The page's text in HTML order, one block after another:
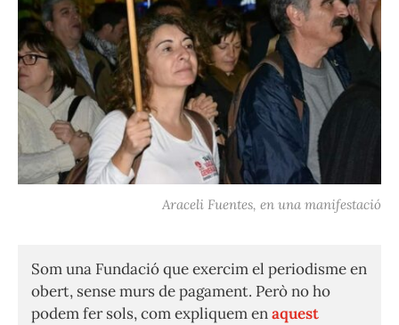
Araceli Fuentes, en una manifestació
Som una Fundació que exercim el periodisme en
obert, sense murs de pagament. Però no ho
podem fer sols, com expliquem enaquest